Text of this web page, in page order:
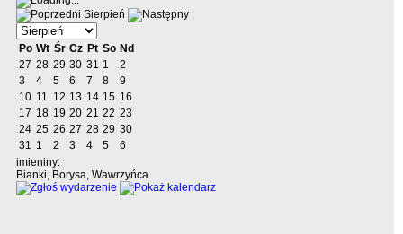
Sierpień
Po Wt Śr Cz Pt So Nd
27 28 29 30 31 1
2
3
4 5 6 7 8
9
10 11 12 13 14 15 16
17 18 19 20 21 22 23
24 25 26 27 28 29 30
31 1 2 3 4 5
6
imieniny:
Bianki, Borysa, Wawrzyńca